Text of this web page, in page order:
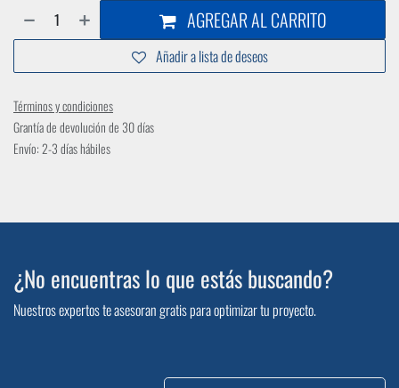
AGREGAR AL CARRITO
Añadir a lista de deseos
Términos y condiciones
Grantía de devolución de 30 días
Envío: 2-3 días hábiles
¿No encuentras lo que estás buscando?
Nuestros expertos te asesoran gratis para optimizar tu proyecto.